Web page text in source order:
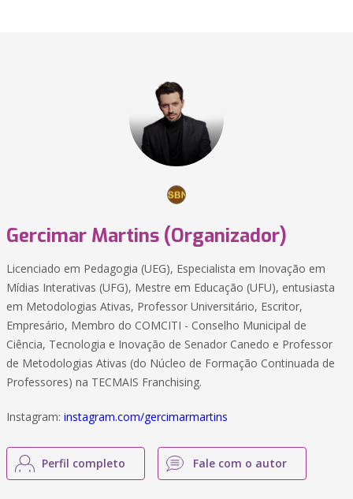
Gercimar Martins (Organizador)
Licenciado em Pedagogia (UEG), Especialista em Inovação em
Mídias Interativas (UFG), Mestre em Educação (UFU), entusiasta
em Metodologias Ativas, Professor Universitário, Escritor,
Empresário, Membro do COMCITI - Conselho Municipal de
Ciência, Tecnologia e Inovação de Senador Canedo e Professor
de Metodologias Ativas (do Núcleo de Formação Continuada de
Professores) na TECMAIS Franchising.
Instagram: instagram.com/gercimarmartins
Perfil completo Fale com o autor